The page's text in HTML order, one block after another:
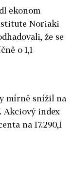
ekonom
Noriaki
že se
o 1,1
mírně snížil na
Akciový index
na 17.290,1